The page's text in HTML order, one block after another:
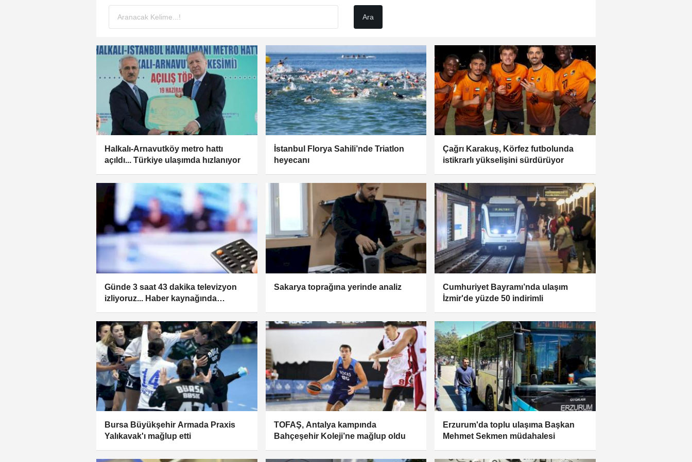
Halkalı-Arnavutköy metro hattı
açıldı... Türkiye ulaşımda hızlanıyor
İstanbul Florya Sahili’nde Triatlon
heyecanı
Çağrı Karakuş, Körfez futbolunda
istikrarlı yükselişini sürdürüyor
Günde 3 saat 43 dakika televizyon
izliyoruz... Haber kaynağında
Sakarya toprağına yerinde analiz
Cumhuriyet Bayramı’nda ulaşım
İzmir'de yüzde 50 indirimli
Bursa Büyükşehir Armada Praxis
Yalıkavak'ı mağlup etti
TOFAŞ, Antalya kampında
Bahçeşehir Koleji’ne mağlup oldu
Erzurum'da toplu ulaşıma Başkan
Mehmet Sekmen müdahalesi